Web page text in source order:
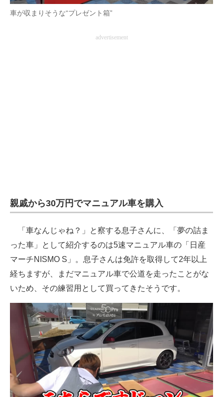
車が収まりそうな“プレゼント箱”
advertisement
親戚から30万円でマニュアル車を購入
「車なんじゃね？」と察する息子さんに、「夢の詰ま
った車」として紹介するのは5速マニュアル車の「日産
マーチNISMO S」。息子さんは免許を取得して2年以上
経ちますが、まだマニュアル車で公道を走ったことがな
いため、その練習用として買ってきたそうです。